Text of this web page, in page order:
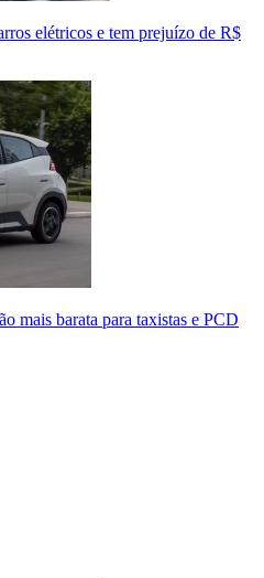
elétricos e tem prejuízo de R$
mais barata para taxistas e PCD